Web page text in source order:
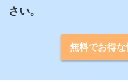
さい。
無料でお得